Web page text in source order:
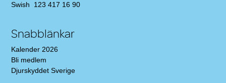
Swish 123 417 16 90
Snabblänkar
Kalender 2026
Bli medlem
Djurskyddet Sverige